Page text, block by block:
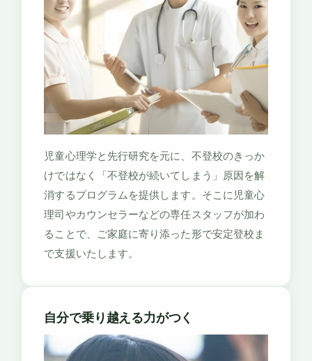
児童心理学と先行研究を元に、不登校のきっか
けではなく「不登校が続いてしまう」原因を解
消するプログラムを提供します。そこに児童心
理司やカウンセラーなどの専任スタッフが加わ
ることで、ご家庭に寄り添った形で安定登校ま
で支援いたします。
自分で乗り越える力がつく